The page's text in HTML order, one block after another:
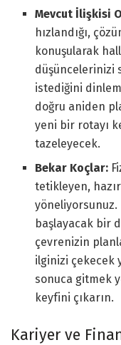
Mevcut İlişkisi
hızlandığı,
konuşularak
düşüncelerinizi
istediğini
doğru aniden
yeni bir rotayı
tazeleyecek.
Bekar Koçlar:
tetikleyen,
başlayacak bir
çevrenizin
ilginizi çekecek
sonuca gitmek
keyfini çıkarın.
Kariyer ve